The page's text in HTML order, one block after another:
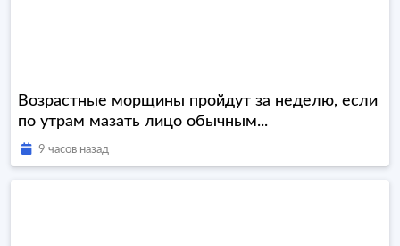
Возрастные морщины пройдут за неделю, если
по утрам мазать лицо обычным...
9 часов назад